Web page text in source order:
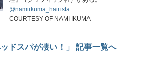
@namiikuma_hairista
COURTESY OF NAMI IKUMA
ドスパが凄い！」 記事一覧へ